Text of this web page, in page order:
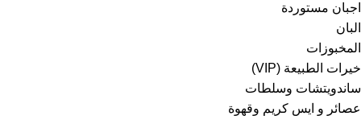
اجبان مستوردة
البان
المخبوزات
خيرات الطبيعة (VIP)
ساندويتشات وسلطات
عصائر و ايس كريم وقهوة